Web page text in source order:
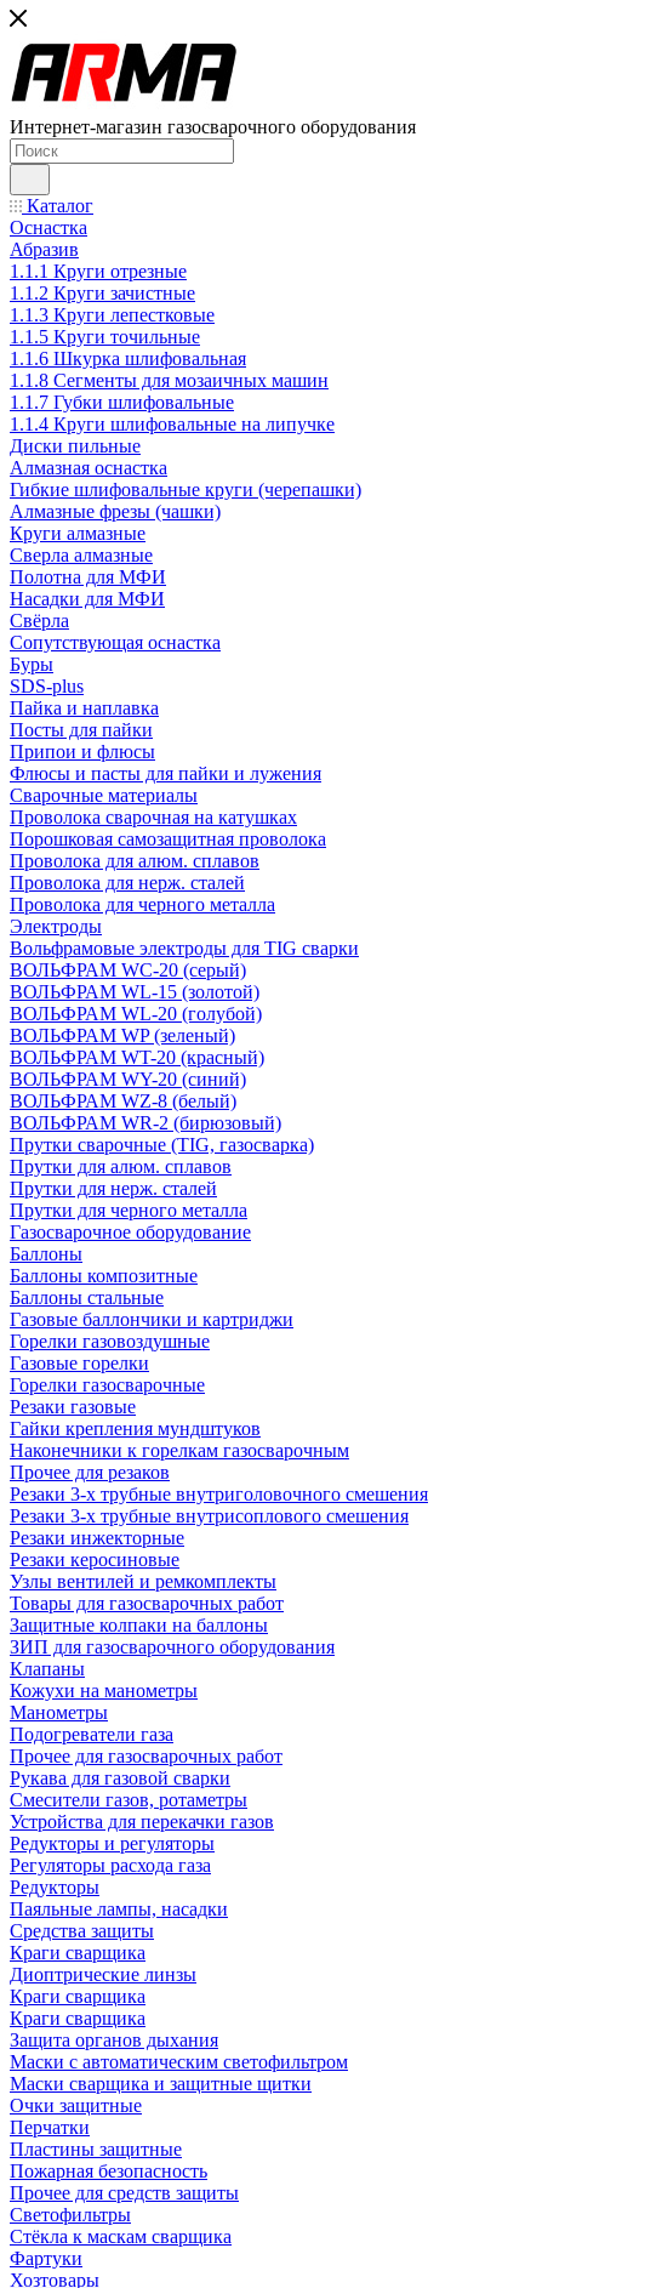
Интернет-магазин газосварочного оборудования
Каталог
Оснастка
Абразив
1.1.1 Круги отрезные
1.1.2 Круги зачистные
1.1.3 Круги лепестковые
1.1.5 Круги точильные
1.1.6 Шкурка шлифовальная
1.1.8 Сегменты для мозаичных машин
1.1.7 Губки шлифовальные
1.1.4 Круги шлифовальные на липучке
Диски пильные
Алмазная оснастка
Гибкие шлифовальные круги (черепашки)
Алмазные фрезы (чашки)
Круги алмазные
Сверла алмазные
Полотна для МФИ
Насадки для МФИ
Свёрла
Сопутствующая оснастка
Буры
SDS-plus
Пайка и наплавка
Посты для пайки
Припои и флюсы
Флюсы и пасты для пайки и лужения
Сварочные материалы
Проволока сварочная на катушках
Порошковая самозащитная проволока
Проволока для алюм. сплавов
Проволока для нерж. сталей
Проволока для черного металла
Электроды
Вольфрамовые электроды для TIG сварки
ВОЛЬФРАМ WC-20 (серый)
ВОЛЬФРАМ WL-15 (золотой)
ВОЛЬФРАМ WL-20 (голубой)
ВОЛЬФРАМ WP (зеленый)
ВОЛЬФРАМ WT-20 (красный)
ВОЛЬФРАМ WY-20 (синий)
ВОЛЬФРАМ WZ-8 (белый)
ВОЛЬФРАМ WR-2 (бирюзовый)
Прутки сварочные (TIG, газосварка)
Прутки для алюм. сплавов
Прутки для нерж. сталей
Прутки для черного металла
Газосварочное оборудование
Баллоны
Баллоны композитные
Баллоны стальные
Газовые баллончики и картриджи
Горелки газовоздушные
Газовые горелки
Горелки газосварочные
Резаки газовые
Гайки крепления мундштуков
Наконечники к горелкам газосварочным
Прочее для резаков
Резаки 3-х трубные внутриголовочного смешения
Резаки 3-х трубные внутрисоплового смешения
Резаки инжекторные
Резаки керосиновые
Узлы вентилей и ремкомплекты
Товары для газосварочных работ
Защитные колпаки на баллоны
ЗИП для газосварочного оборудования
Клапаны
Кожухи на манометры
Манометры
Подогреватели газа
Прочее для газосварочных работ
Рукава для газовой сварки
Смесители газов, ротаметры
Устройства для перекачки газов
Редукторы и регуляторы
Регуляторы расхода газа
Редукторы
Паяльные лампы, насадки
Средства защиты
Краги сварщика
Диоптрические линзы
Краги сварщика
Краги сварщика
Защита органов дыхания
Маски с автоматическим светофильтром
Маски сварщика и защитные щитки
Очки защитные
Перчатки
Пластины защитные
Пожарная безопасность
Прочее для средств защиты
Светофильтры
Стёкла к маскам сварщика
Фартуки
Хозтовары